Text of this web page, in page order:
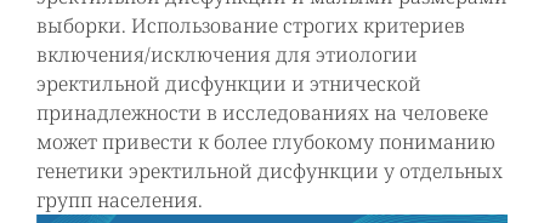
выборки. Использование строгих критериев
включения/исключения для этиологии
эректильной дисфункции и этнической
принадлежности в исследованиях на человеке
может привести к более глубокому пониманию
генетики эректильной дисфункции у отдельных
групп населения.